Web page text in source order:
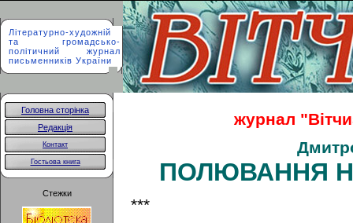
Літературно-художній
та громадсько-
політичний журнал
письменників України
Головна сторінка
Редакція
Контакт
Гостьова книга
Стежки
журнал
ПОЛЮВАННЯ
***